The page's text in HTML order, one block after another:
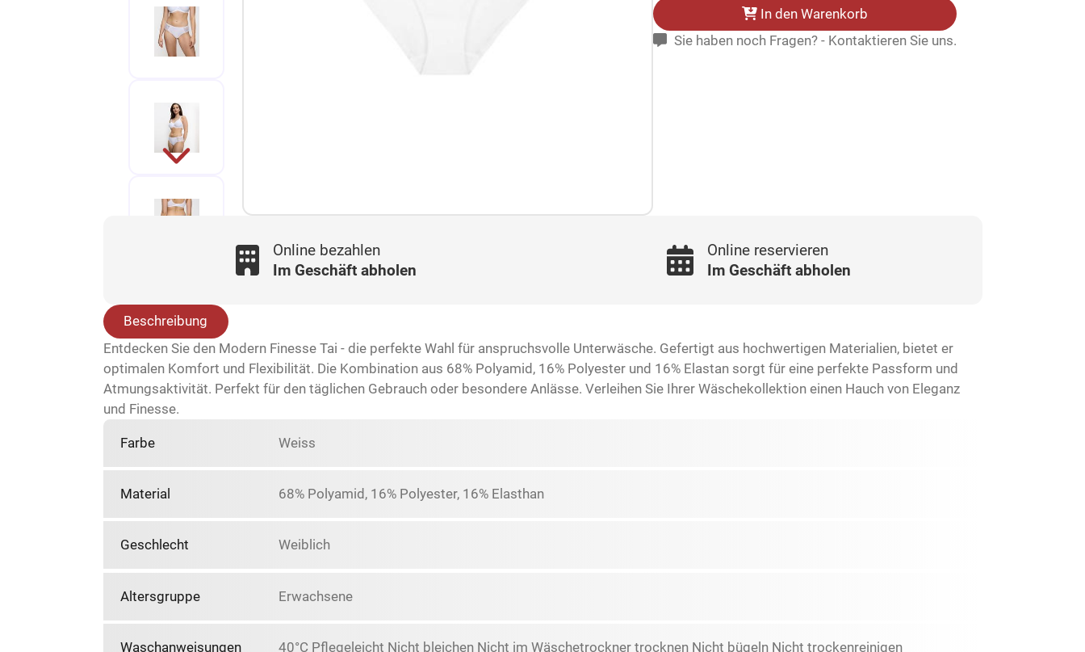
In den Warenkorb
Sie haben noch Fragen? - Kontaktieren Sie uns.
Online bezahlen
Im Geschäft abholen
Online reservieren
Im Geschäft abholen
Beschreibung
Entdecken Sie den Modern Finesse Tai - die perfekte Wahl für anspruchsvolle Unterwäsche. Gefertigt aus hochwertigen Materialien, bietet er
optimalen Komfort und Flexibilität. Die Kombination aus 68% Polyamid, 16% Polyester und 16% Elastan sorgt für eine perfekte Passform und
Atmungsaktivität. Perfekt für den täglichen Gebrauch oder besondere Anlässe. Verleihen Sie Ihrer Wäschekollektion einen Hauch von Eleganz
und Finesse.
Farbe Weiss
Material 68% Polyamid, 16% Polyester, 16% Elasthan
Geschlecht Weiblich
Altersgruppe Erwachsene
Waschanweisungen 40°C Pflegeleicht Nicht bleichen Nicht im Wäschetrockner trocknen Nicht bügeln Nicht trockenreinigen